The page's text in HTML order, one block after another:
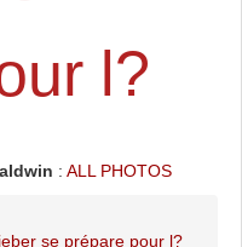
l?
: ALL PHOTOS
se prépare pour l?